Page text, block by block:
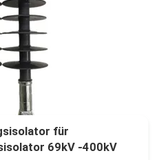
für
69kV -400kV